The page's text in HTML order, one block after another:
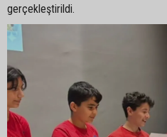
gerçekleştirildi.